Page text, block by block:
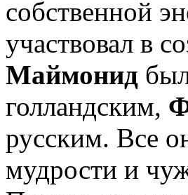
собственной
участвовал в
Маймонид
голландским,
русским. Все
мудрости и